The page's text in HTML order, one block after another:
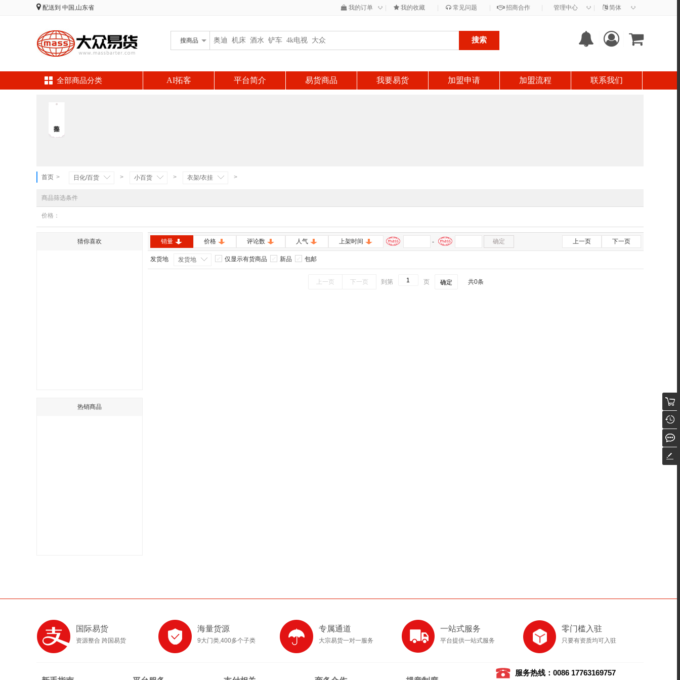
配送到 中国,山东省 我的订单 ◇ 我的收藏 常见问题 招商合作 管理中心 ◇ 简体 ◇
搜商品 搜索
全部商品分类 AI拓客 平台简介 易货商品 我要易货 加盟申请 加盟流程 联系我们
首页 > 日化/百货 > 小百货 > 衣架/衣挂 >
商品筛选条件
价格：
猜你喜欢
热销商品
销量 价格 评论数 人气 上架时间 - 确定 上一页 下一页
发货地 发货地 仅显示有货商品 新品 包邮
上一页 下一页 到第 页 确定 共0条
国际易货
资源整合 跨国易货
海量货源
9大门类,400多个子类
专属通道
大宗易货一对一服务
一站式服务
平台提供一站式服务
零门槛入驻
只要有资质均可入驻
服务热线：0086 17763169757